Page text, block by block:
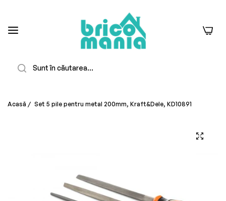
0
Acasă / Set 5 pile pentru metal 200mm, Kraft&Dele, KD10891